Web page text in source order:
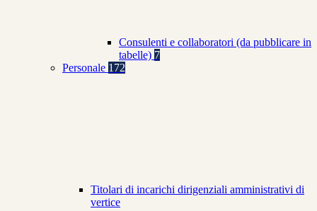
Consulenti e collaboratori (da pubblicare in
tabelle) 7
Personale 172
Titolari di incarichi dirigenziali amministrativi di
vertice